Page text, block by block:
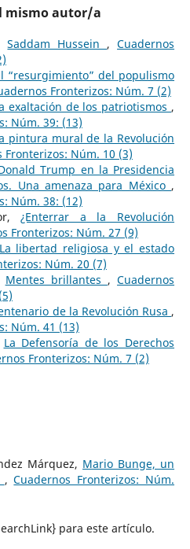
mismo autor/a
Saddam Hussein ,Cuadernos
“resurgimiento” del populismo
Fronterizos: Núm. 7 (2)
exaltación de los patriotismos ,
Núm. 39: (13)
pintura mural de la Revolución
Fronterizos: Núm. 10 (3)
Trump en la Presidencia
Una amenaza para México ,
Núm. 38: (12)
¿Enterrar a la Revolución
Fronterizos: Núm. 27 (9)
La libertad religiosa y el estado
Núm. 20 (7)
Mentes brillantes ,Cuadernos
de la Revolución Rusa ,
Núm. 41 (13)
La Defensoría de los Derechos
Fronterizos: Núm. 7 (2)
Márquez, Mario Bunge, un
,Cuadernos Fronterizos: Núm.
para este artículo.